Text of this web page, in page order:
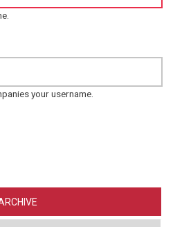
your username.